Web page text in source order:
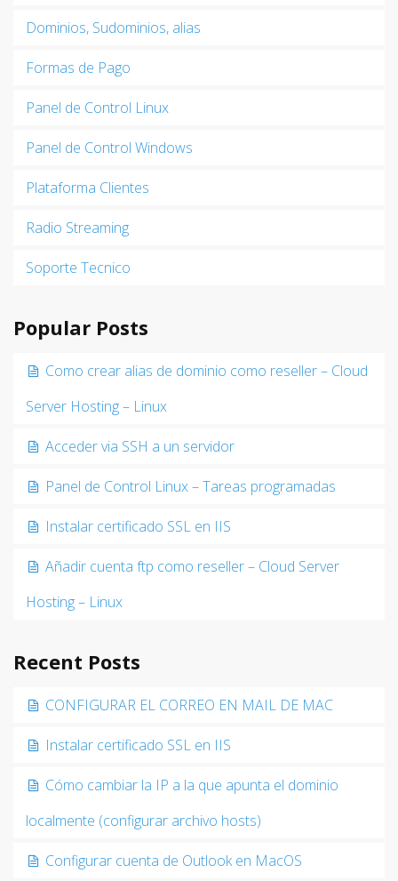
Dominios, Sudominios, alias
Formas de Pago
Panel de Control Linux
Panel de Control Windows
Plataforma Clientes
Radio Streaming
Soporte Tecnico
Popular Posts
Como crear alias de dominio como reseller – Cloud
Server Hosting – Linux
Acceder via SSH a un servidor
Panel de Control Linux – Tareas programadas
Instalar certificado SSL en IIS
Añadir cuenta ftp como reseller – Cloud Server
Hosting – Linux
Recent Posts
CONFIGURAR EL CORREO EN MAIL DE MAC
Instalar certificado SSL en IIS
Cómo cambiar la IP a la que apunta el dominio
localmente (configurar archivo hosts)
Configurar cuenta de Outlook en MacOS